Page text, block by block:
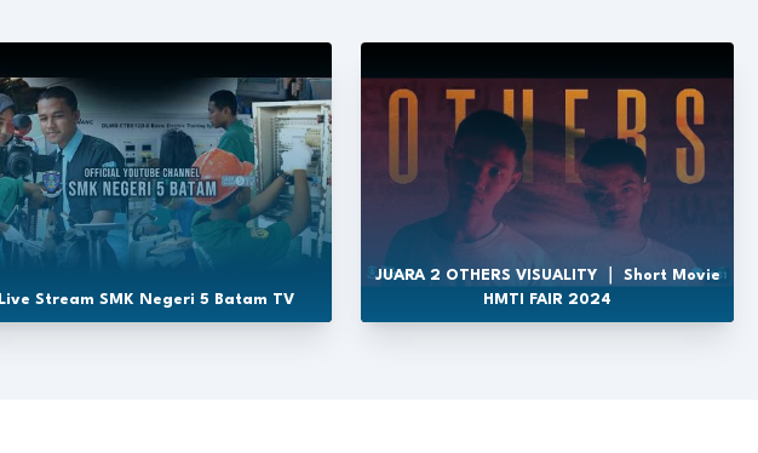
Live Stream SMK Negeri 5 Batam TV
JUARA 2 OTHERS VISUALITY ｜ Short Movie
HMTI FAIR 2024